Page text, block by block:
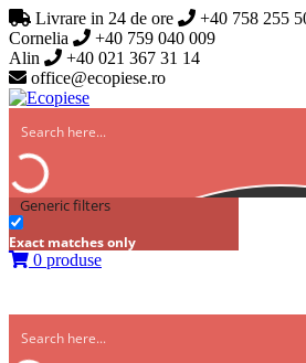
Livrare in 24 de ore
+40 758 255
Cornelia
+40 759 040 009
Alin
+40 021 367 31 14
office@ecopiese.ro
Generic filters
Exact matches only
0 produse